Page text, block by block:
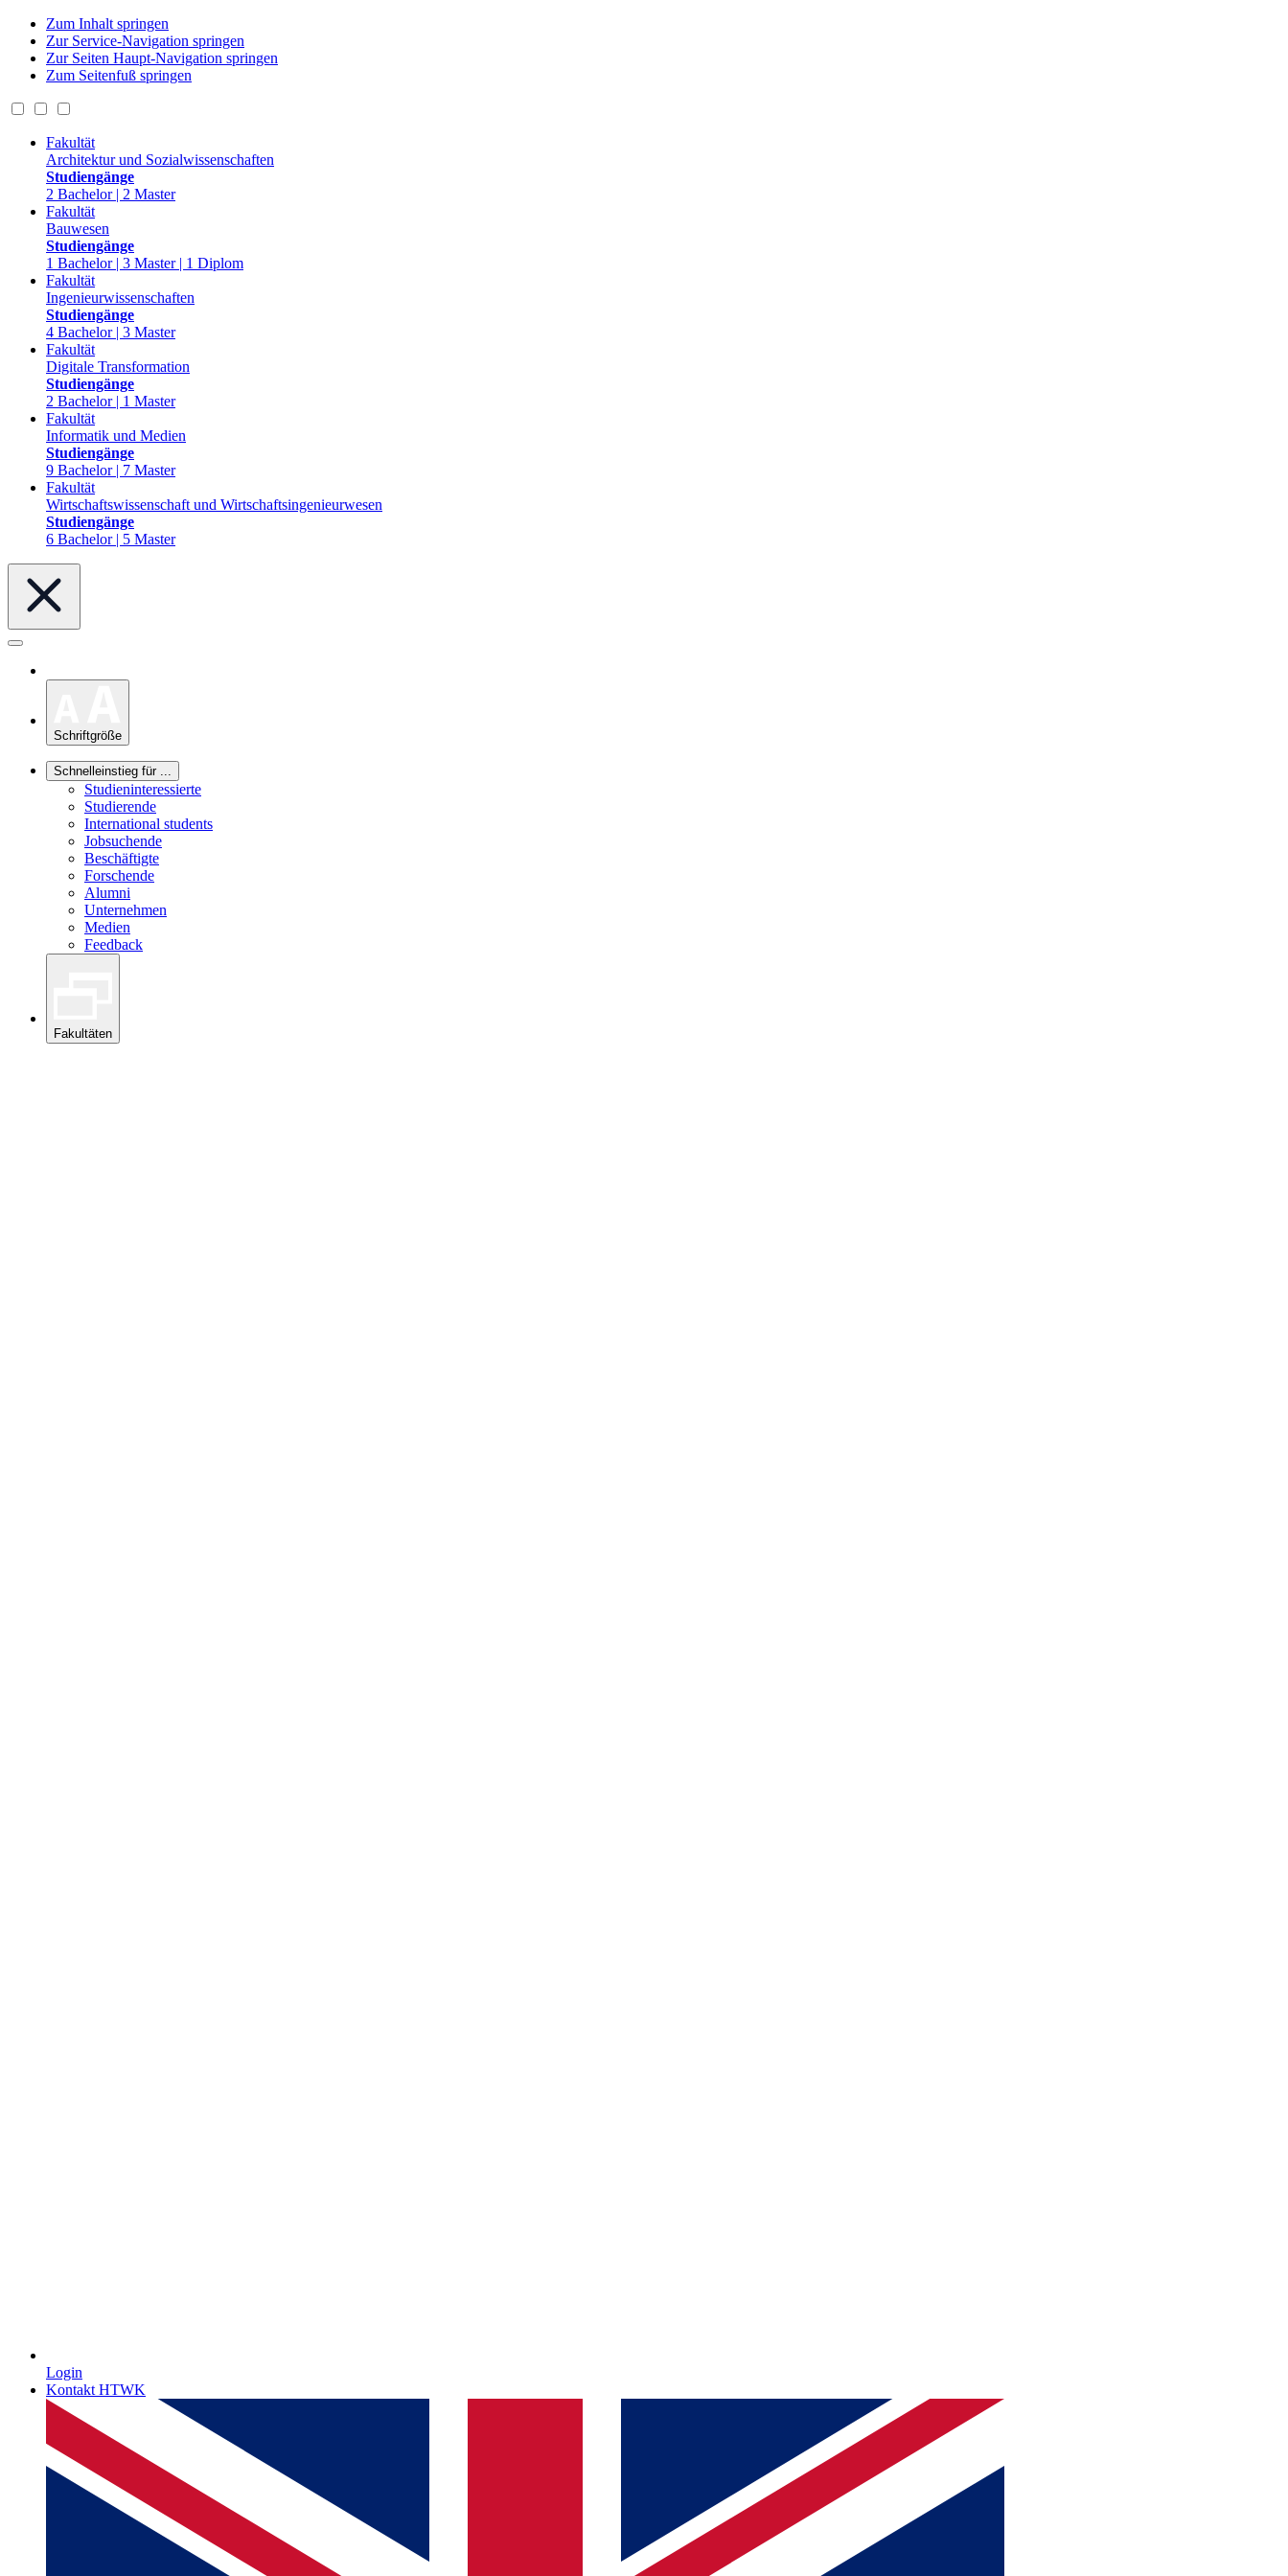
Zum Inhalt springen
Zur Service-Navigation springen
Zur Seiten Haupt-Navigation springen
Zum Seitenfuß springen
Fakultät
Architektur und Sozialwissenschaften
Studiengänge
2 Bachelor | 2 Master
Fakultät
Bauwesen
Studiengänge
1 Bachelor | 3 Master | 1 Diplom
Fakultät
Ingenieurwissenschaften
Studiengänge
4 Bachelor | 3 Master
Fakultät
Digitale Transformation
Studiengänge
2 Bachelor | 1 Master
Fakultät
Informatik und Medien
Studiengänge
9 Bachelor | 7 Master
Fakultät
Wirtschaftswissenschaft und Wirtschaftsingenieurwesen
Studiengänge
6 Bachelor | 5 Master
Schriftgröße
Schnelleinstieg für ...
Studieninteressierte
Studierende
International students
Jobsuchende
Beschäftigte
Forschende
Alumni
Unternehmen
Medien
Feedback
Fakultäten
Login
Kontakt HTWK